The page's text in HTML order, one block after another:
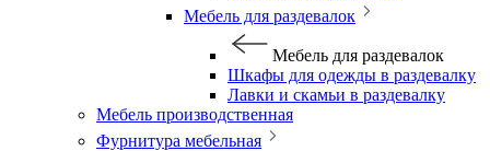
Мебель для раздевалок
Мебель для раздевалок
Шкафы для одежды в раздевалку
Лавки и скамьи в раздевалку
Мебель производственная
Фурнитура мебельная